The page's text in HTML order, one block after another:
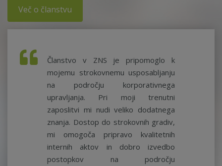
Več o članstvu
Članstvo v ZNS je pripomoglo k
mojemu strokovnemu usposabljanju
na področju korporativnega
upravljanja. Pri moji trenutni
zaposlitvi mi nudi veliko dodatnega
znanja. Dostop do strokovnih gradiv,
mi omogoča pripravo kvalitetnih
internih aktov in dobro izvedbo
postopkov na področju